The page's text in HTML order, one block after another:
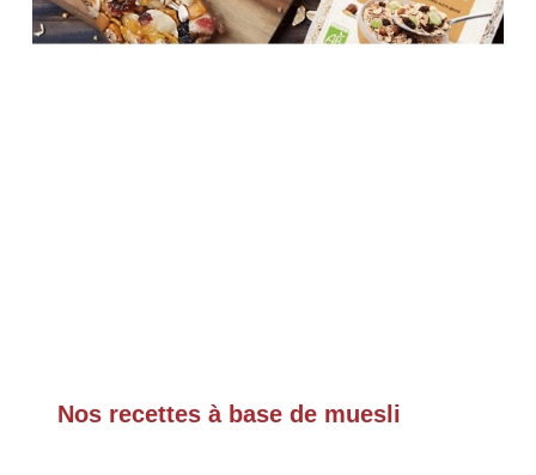
Nos recettes à base de muesli